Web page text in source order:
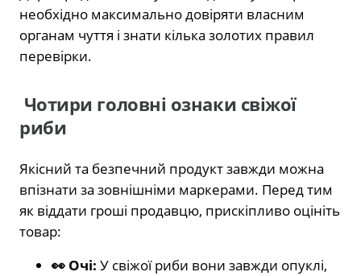
необхідно максимально довіряти власним
органам чуття і знати кілька золотих правил
перевірки.
Чотири головні ознаки свіжої
риби
Якісний та безпечний продукт завжди можна
впізнати за зовнішніми маркерами. Перед тим
як віддати гроші продавцю, прискіпливо оцініть
товар:
👀 Очі: У свіжої риби вони завжди опуклі,